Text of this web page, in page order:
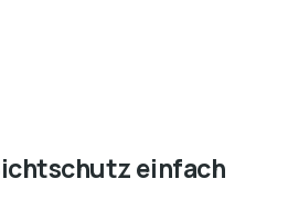
einfach